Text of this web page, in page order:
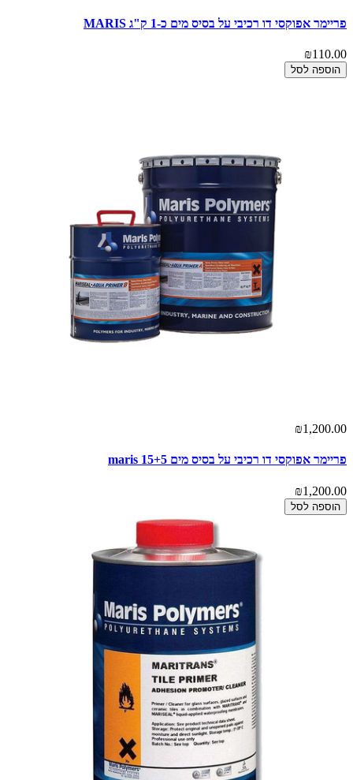
פריימר אפוקסי דו רכיבי על בסיס מים כ-1 ק"ג MARIS
₪110.00
הוספה לסל
₪1,200.00
פריימר אפוקסי דו רכיבי על בסיס מים 15+5 maris
₪1,200.00
הוספה לסל